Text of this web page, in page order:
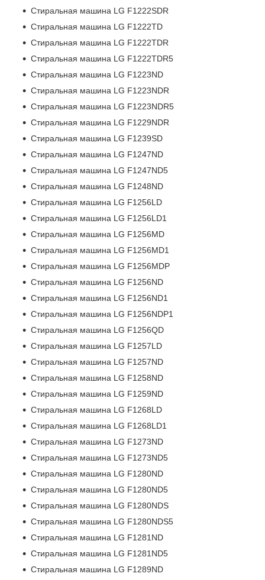
Стиральная машина LG F1222SDR
Стиральная машина LG F1222TD
Стиральная машина LG F1222TDR
Стиральная машина LG F1222TDR5
Стиральная машина LG F1223ND
Стиральная машина LG F1223NDR
Стиральная машина LG F1223NDR5
Стиральная машина LG F1229NDR
Стиральная машина LG F1239SD
Стиральная машина LG F1247ND
Стиральная машина LG F1247ND5
Стиральная машина LG F1248ND
Стиральная машина LG F1256LD
Стиральная машина LG F1256LD1
Стиральная машина LG F1256MD
Стиральная машина LG F1256MD1
Стиральная машина LG F1256MDP
Стиральная машина LG F1256ND
Стиральная машина LG F1256ND1
Стиральная машина LG F1256NDP1
Стиральная машина LG F1256QD
Стиральная машина LG F1257LD
Стиральная машина LG F1257ND
Стиральная машина LG F1258ND
Стиральная машина LG F1259ND
Стиральная машина LG F1268LD
Стиральная машина LG F1268LD1
Стиральная машина LG F1273ND
Стиральная машина LG F1273ND5
Стиральная машина LG F1280ND
Стиральная машина LG F1280ND5
Стиральная машина LG F1280NDS
Стиральная машина LG F1280NDS5
Стиральная машина LG F1281ND
Стиральная машина LG F1281ND5
Стиральная машина LG F1289ND